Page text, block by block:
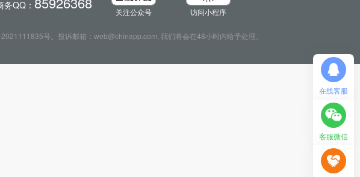
务QQ：
关注公众号 访问小程序
号。投诉邮箱：web@chinapp.com, 我们将会在48小时内给予处理。
在线客服
客服微信